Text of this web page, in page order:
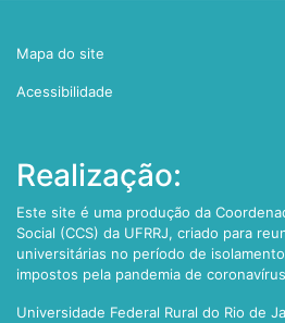
Mapa do site
Acessibilidade
Realização:
Este site é uma produção da
Social (CCS) da UFRRJ, criado para
universitárias no período de
impostos pela pandemia de
Universidade Federal Rural do Rio de